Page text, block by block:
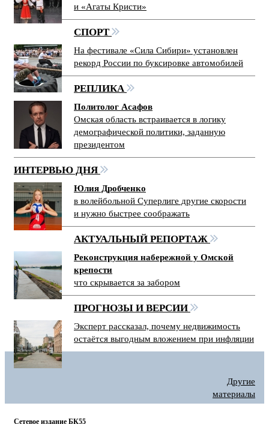
и «Агаты Кристи»
СПОРТ
На фестивале «Сила Сибири» установлен
рекорд России по буксировке автомобилей
РЕПЛИКА
Политолог Асафов
Омская область встраивается в логику
демографической политики, заданную
президентом
ИНТЕРВЬЮ ДНЯ
Юлия Дробченко
в волейбольной Суперлиге другие скорости
и нужно быстрее соображать
АКТУАЛЬНЫЙ РЕПОРТАЖ
Реконструкция набережной у Омской
крепости
что скрывается за забором
ПРОГНОЗЫ И ВЕРСИИ
Эксперт рассказал, почему недвижимость
остаётся выгодным вложением при инфляции
Другие
материалы
Сетевое издание БК55